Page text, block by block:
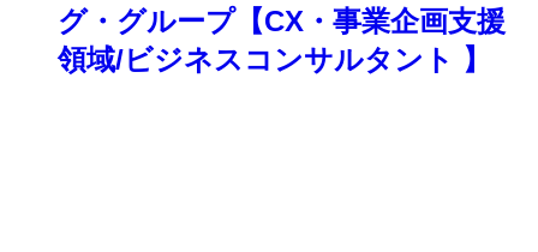
グ・グループ【CX・事業企画支援
領域/ビジネスコンサルタント 】